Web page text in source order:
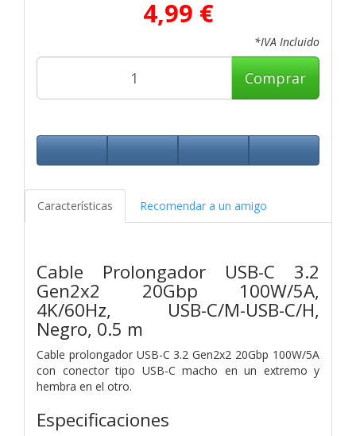
4,99 €
*IVA Incluido
Comprar
Características Recomendar a un amigo
Cable Prolongador USB-C 3.2
Gen2x2 20Gbp 100W/5A,
4K/60Hz, USB-C/M-USB-C/H,
Negro, 0.5 m
Cable prolongador USB-C 3.2 Gen2x2 20Gbp 100W/5A
con conector tipo USB-C macho en un extremo y
hembra en el otro.
Especificaciones